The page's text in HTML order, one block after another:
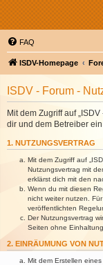
FAQ
ISDV-Homepage
ISDV - Forum -
Mit dem Zugriff auf
dir und dem Betreiber
1. NUTZUNGSVERTRAG
Mit dem Zugriff auf
Nutzungsvertrag mit
erklärst dich mit den
Wenn du mit diesen
nicht weiter nutzen.
veröffentlichten
Der Nutzungsvertrag
Seiten ohne
2. EINRÄUMUNG VON
Mit dem Erstellen